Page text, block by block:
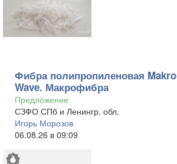
Фибра полипропиленовая Makro
Wave. Макрофибра
Предложение
СЗФО СПб и Ленингр. обл.
Игорь Морозов
06.08.26 в 09:09